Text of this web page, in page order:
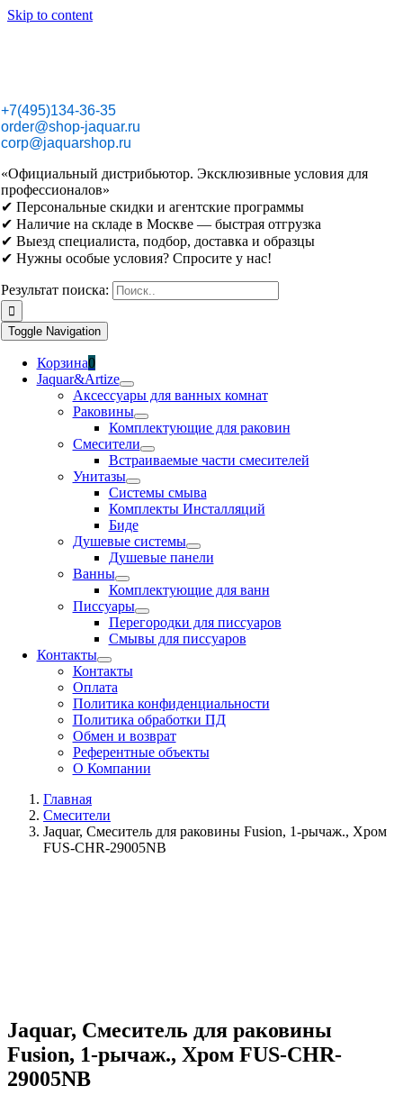
Skip to content
+7(495)134-36-35
order@shop-jaquar.ru
corp@jaquarshop.ru
«Официальный дистрибьютор. Эксклюзивные условия для
профессионалов»
✔ Персональные скидки и агентские программы
✔ Наличие на складе в Москве — быстрая отгрузка
✔ Выезд специалиста, подбор, доставка и образцы
✔ Нужны особые условия? Спросите у нас!
Результат поиска:
Toggle Navigation
Корзина0
Jaquar&Artize
Аксессуары для ванных комнат
Раковины
Комплектующие для раковин
Смесители
Встраиваемые части смесителей
Унитазы
Системы смыва
Комплекты Инсталляций
Биде
Душевые системы
Душевые панели
Ванны
Комплектующие для ванн
Писсуары
Перегородки для писсуаров
Смывы для писсуаров
Контакты
Контакты
Оплата
Политика конфиденциальности
Политика обработки ПД
Обмен и возврат
Референтные объекты
О Компании
Главная
Смесители
Jaquar, Смеситель для раковины Fusion, 1-рычаж., Хром
FUS-CHR-29005NB
Jaquar, Смеситель для раковины
Fusion, 1-рычаж., Хром FUS-CHR-
29005NB